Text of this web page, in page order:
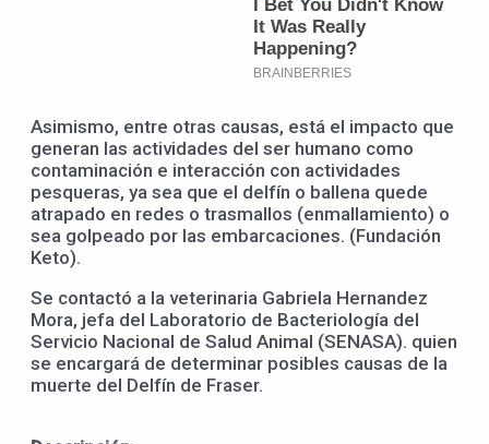
Asimismo, entre otras causas, está el impacto que
generan las actividades del ser humano como
contaminación e interacción con actividades
pesqueras, ya sea que el delfín o ballena quede
atrapado en redes o trasmallos (enmallamiento) o
sea golpeado por las embarcaciones. (Fundación
Keto).
Se contactó a la veterinaria Gabriela Hernandez
Mora, jefa del Laboratorio de Bacteriología del
Servicio Nacional de Salud Animal (SENASA). quien
se encargará de determinar posibles causas de la
muerte del Delfín de Fraser.